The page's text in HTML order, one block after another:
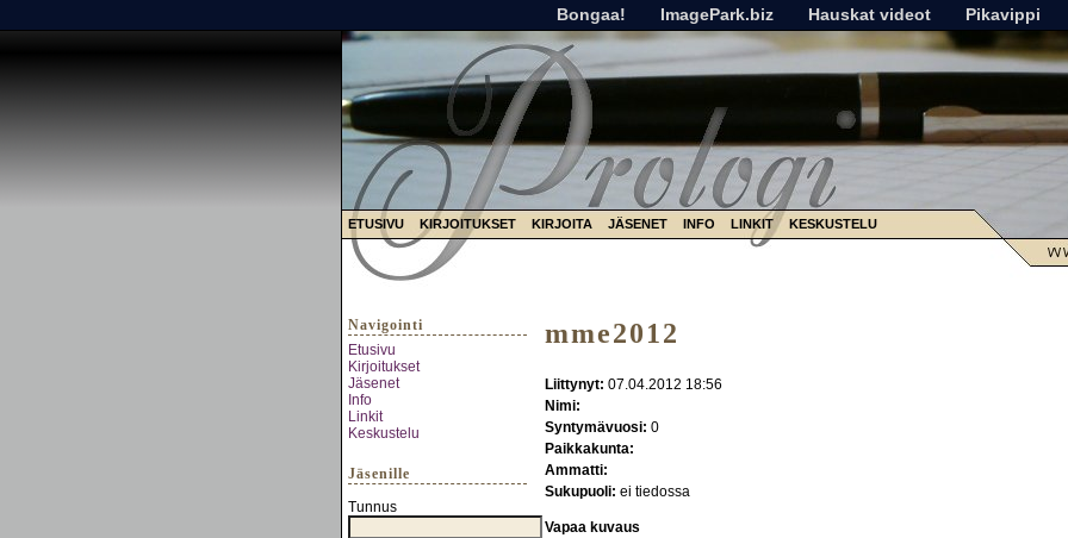
Bongaa! ImagePark.biz Hauskat videot Pikavippi
ETUSIVU KIRJOITUKSET KIRJOITA JÄSENET INFO LINKIT KESKUSTELU
Navigointi
Etusivu
Kirjoitukset
Jäsenet
Info
Linkit
Keskustelu
Jäsenille
Tunnus
mme2012
Liittynyt: 07.04.2012 18:56
Nimi:
Syntymävuosi: 0
Paikkakunta:
Ammatti:
Sukupuoli: ei tiedossa
Vapaa kuvaus